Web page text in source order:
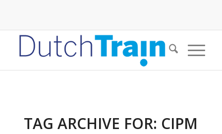
TAG ARCHIVE FOR: CIPM